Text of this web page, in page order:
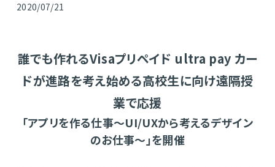
2020/07/21
誰でも作れるVisaプリペイド ultra pay カー
ドが進路を考え始める高校生に向け遠隔授
業で応援
「アプリを作る仕事〜UI/UXから考えるデザイン
のお仕事〜」を開催